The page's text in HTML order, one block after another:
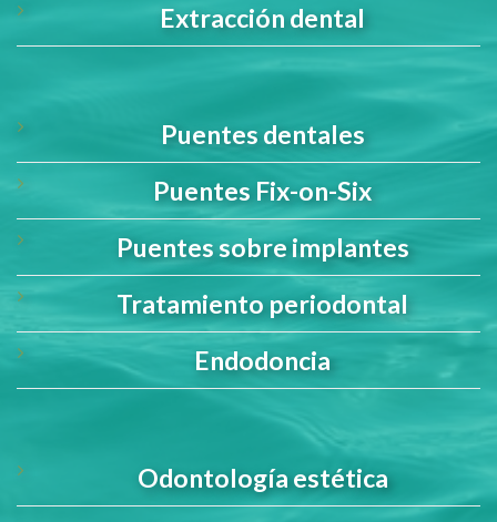
Extracción dental
Puentes dentales
Puentes Fix-on-Six
Puentes sobre implantes
Tratamiento periodontal
Endodoncia
Odontología estética